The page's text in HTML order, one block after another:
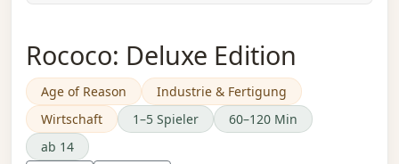
Rococo: Deluxe Edition
Age of Reason
Industrie & Fertigung
Wirtschaft
1–5 Spieler
60–120 Min
ab 14